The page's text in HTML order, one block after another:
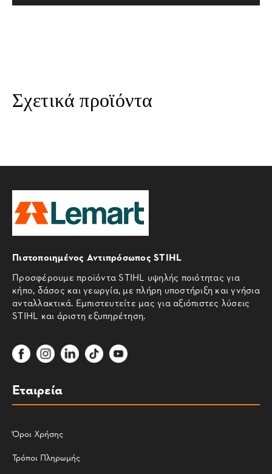
Σχετικά προϊόντα
Πιστοποιημένος Αντιπρόσωπος STIHL
Προσφέρουμε προϊόντα STIHL υψηλής ποιότητας για
κήπο, δάσος και γεωργία, με πλήρη υποστήριξη και γνήσια
ανταλλακτικά. Εμπιστευτείτε μας για αξιόπιστες λύσεις
STIHL και άριστη εξυπηρέτηση.
Εταιρεία
Όροι Χρήσης
Τρόποι Πληρωμής